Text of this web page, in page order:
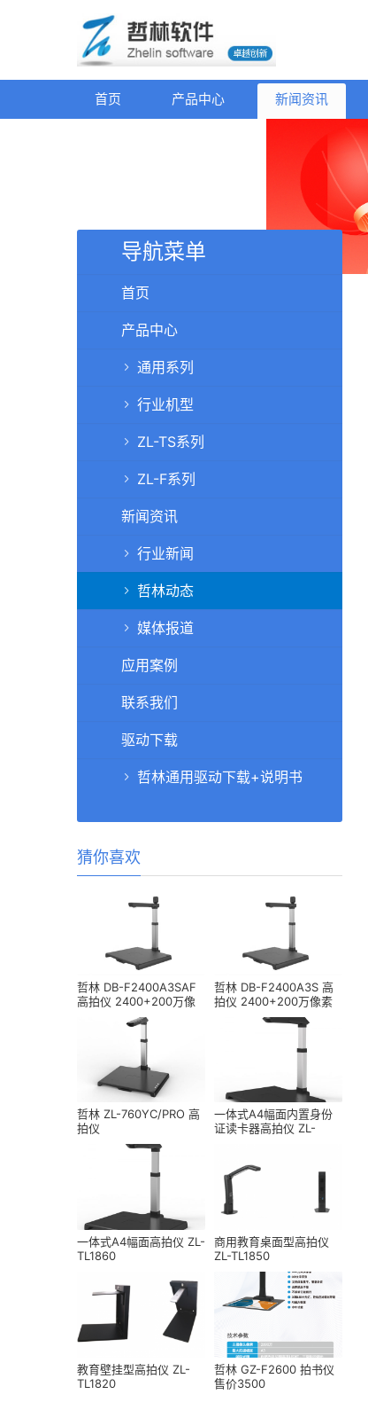
首页 产品中心 新闻资讯
导航菜单
首页
产品中心
通用系列
行业机型
ZL-TS系列
ZL-F系列
新闻资讯
行业新闻
哲林动态
媒体报道
应用案例
联系我们
驱动下载
哲林通用驱动下载+说明书
猜你喜欢
哲林 DB-F2400A3SAF
高拍仪 2400+200万像
哲林 DB-F2400A3S 高
拍仪 2400+200万像素
哲林 ZL-760YC/PRO 高
拍仪
一体式A4幅面内置身份
证读卡器高拍仪 ZL-
一体式A4幅面高拍仪 ZL-
TL1860
商用教育桌面型高拍仪
ZL-TL1850
教育壁挂型高拍仪 ZL-
TL1820
哲林 GZ-F2600 拍书仪
售价3500